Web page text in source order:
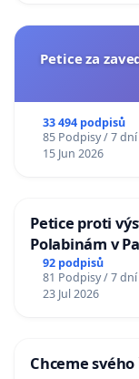
Petice za
33 494 podpisů
85 Podpisy / 7 dní
15 Jun 2026
Petice proti
Polabinám v
92 podpisů
81 Podpisy / 7 dní
23 Jul 2026
Chceme